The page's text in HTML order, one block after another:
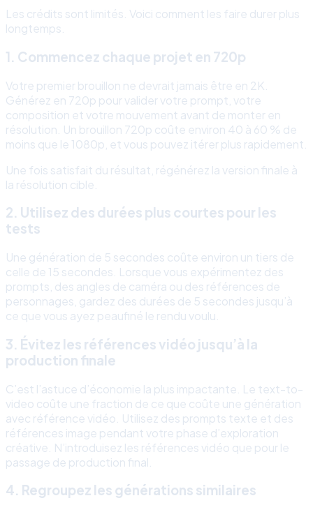
Les crédits sont limités. Voici comment les faire durer plus
longtemps.
1. Commencez chaque projet en 720p
Votre premier brouillon ne devrait jamais être en 2K.
Générez en 720p pour valider votre prompt, votre
composition et votre mouvement avant de monter en
résolution. Un brouillon 720p coûte environ 40 à 60 % de
moins que le 1080p, et vous pouvez itérer plus rapidement.
Une fois satisfait du résultat, régénérez la version finale à
la résolution cible.
2. Utilisez des durées plus courtes pour les
tests
Une génération de 5 secondes coûte environ un tiers de
celle de 15 secondes. Lorsque vous expérimentez des
prompts, des angles de caméra ou des références de
personnages, gardez des durées de 5 secondes jusqu’à
ce que vous ayez peaufiné le rendu voulu.
3. Évitez les références vidéo jusqu’à la
production finale
C’est l’astuce d’économie la plus impactante. Le text-to-
video coûte une fraction de ce que coûte une génération
avec référence vidéo. Utilisez des prompts texte et des
références image pendant votre phase d’exploration
créative. N’introduisez les références vidéo que pour le
passage de production final.
4. Regroupez les générations similaires